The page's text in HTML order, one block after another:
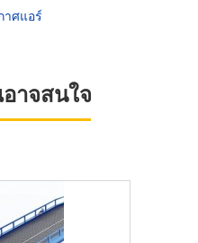
าศแอร์
าจสนใจ